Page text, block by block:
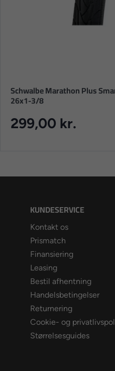
Schwalbe Marathon Plus
26x1-3/8
299,00 kr.
KUNDESERVICE
Kontakt os
Prismatch
Finansiering
Leasing
Bestil afhentning
Handelsbetingelser
Returnering
Cookie- og
Størrelsesguides